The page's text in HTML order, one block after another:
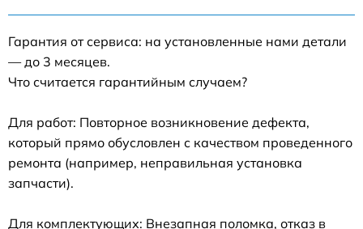
Гарантия от сервиса: на установленные нами детали
— до 3 месяцев.
Что считается гарантийным случаем?
Для работ: Повторное возникновение дефекта,
который прямо обусловлен с качеством проведенного
ремонта (например, неправильная установка
запчасти).
Для комплектующих: Внезапная поломка, отказ в